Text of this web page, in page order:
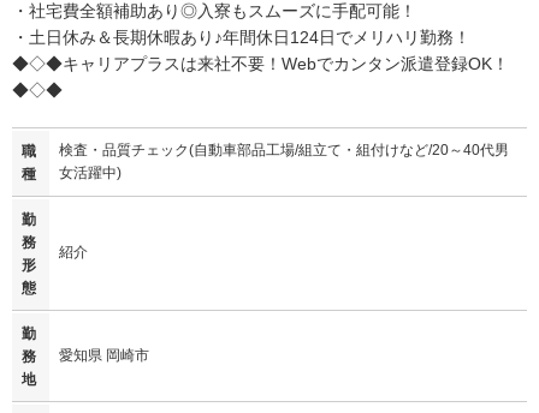
・社宅費全額補助あり◎入寮もスムーズに手配可能！
・土日休み＆長期休暇あり♪年間休日124日でメリハリ勤務！
◆◇◆キャリアプラスは来社不要！Webでカンタン派遣登録OK！
◆◇◆
職
種
検査・品質チェック(自動車部品工場/組立て・組付けなど/20～40代男
女活躍中)
勤
務
形
態
紹介
勤
務
地
愛知県 岡崎市